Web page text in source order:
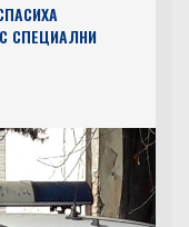
СПЕЦИАЛНИ